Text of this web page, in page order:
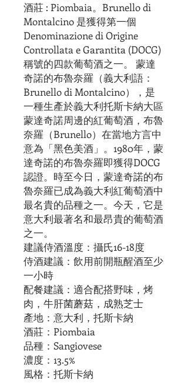
酒莊 : Piombaia。Brunello di
Montalcino 是獲得第一個
Denominazione di Origine
Controllat​​a e Garantita (DOCG)
稱號的四款葡萄酒之一。 蒙達
奇諾的布魯奈羅（義大利語：
Brunello di Montalcino），是
一種生產於義大利托斯卡納大區
蒙達奇諾周邊的紅葡萄酒，布魯
奈羅（Brunello）在當地方言中
意為「黑色美酒」。1980年，蒙
達奇諾的布魯奈羅即獲得DOCG
認證。時至今日，蒙達奇諾的布
魯奈羅已成為義大利紅葡萄酒中
最名貴的品種之一。今天，它是
意大利最著名和最昂貴的葡萄酒
之一。
建議侍酒溫度：攝氏16-18度
侍酒建議：飲用前開瓶醒酒至少
一小時
配餐建議：適合配搭野味，烤
肉，牛肝菌蘑菇，成熟芝士
產地：意大利，托斯卡納
酒莊：Piombaia
品種：Sangiovese
濃度：13.5%
風格：托斯卡納